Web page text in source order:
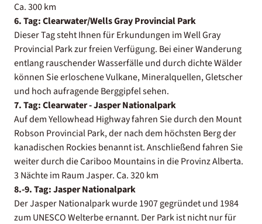
Ca. 300 km
6. Tag: Clearwater/Wells Gray Provincial Park
Dieser Tag steht Ihnen für Erkundungen im Well Gray
Provincial Park zur freien Verfügung. Bei einer Wanderung
entlang rauschender Wasserfälle und durch dichte Wälder
können Sie erloschene Vulkane, Mineralquellen, Gletscher
und hoch aufragende Berggipfel sehen.
7. Tag: Clearwater - Jasper Nationalpark
Auf dem Yellowhead Highway fahren Sie durch den Mount
Robson Provincial Park, der nach dem höchsten Berg der
kanadischen Rockies benannt ist. Anschließend fahren Sie
weiter durch die Cariboo Mountains in die Provinz Alberta.
3 Nächte im Raum Jasper. Ca. 320 km
8.-9. Tag: Jasper Nationalpark
Der Jasper Nationalpark wurde 1907 gegründet und 1984
zum UNESCO Welterbe ernannt. Der Park ist nicht nur für